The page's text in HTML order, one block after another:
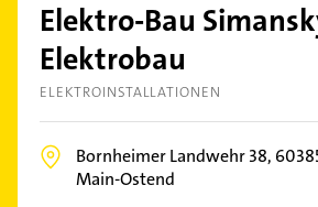
Elektro-Bau
Elektrobau
ELEKTROINSTALLATIONEN
Bornheimer Landwehr 38,
Main-Ostend